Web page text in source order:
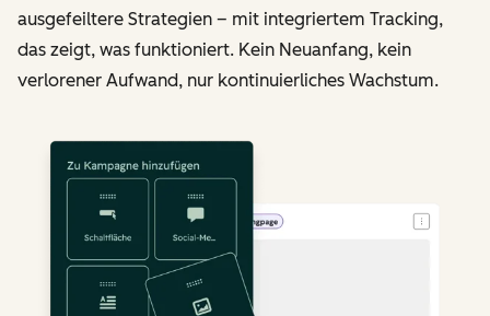
ausgefeiltere Strategien – mit integriertem Tracking,
das zeigt, was funktioniert. Kein Neuanfang, kein
verlorener Aufwand, nur kontinuierliches Wachstum.